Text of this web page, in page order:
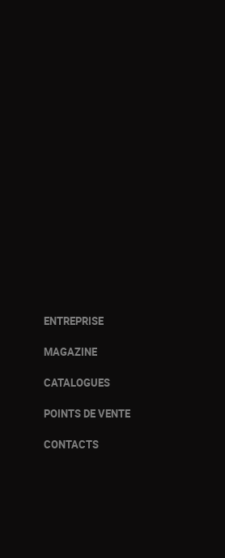
ENTREPRISE
MAGAZINE
CATALOGUES
POINTS DE VENTE
CONTACTS